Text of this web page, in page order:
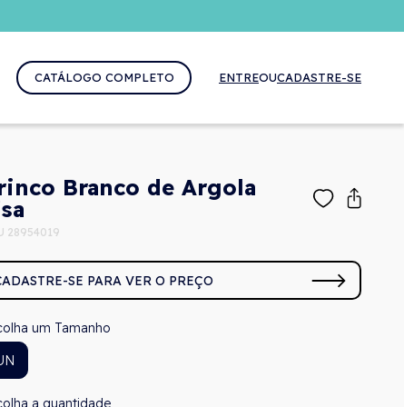
CATÁLOGO COMPLETO ENTREOUCADASTRE-SE
Branco de Argola
28954019
SE PARA VER O PREÇO
Tamanho